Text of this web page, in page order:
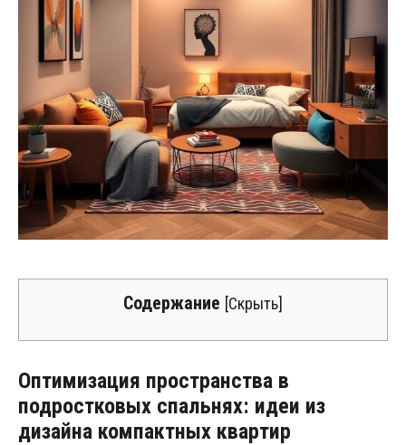
Содержание [Скрыть]
Оптимизация пространства в
подростковых спальнях: идеи из
дизайна компактных квартир